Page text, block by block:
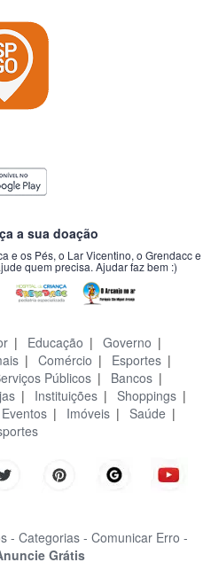
a sua doação
e os Pés, o Lar Vicentino, o Grendacc e
quem precisa. Ajudar faz bem :)
| Educação | Governo |
| Comércio | Esportes|
Públicos | Bancos |
| Instituições | Shoppings |
Eventos | Imóveis | Saúde |
- Categorias - Comunicar Erro -
Grátis